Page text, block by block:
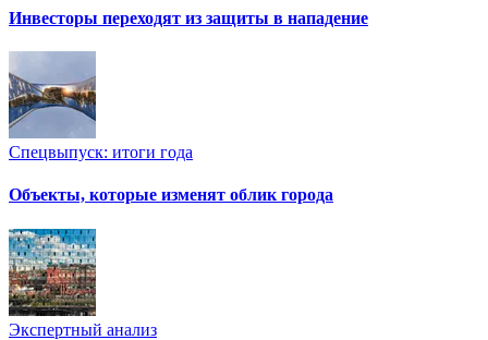
Инвесторы переходят из защиты в нападение
Спецвыпуск: итоги года
Объекты, которые изменят облик города
Экспертный анализ